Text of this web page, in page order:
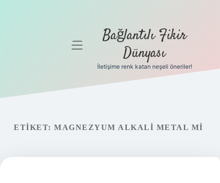
Gizlilik
Yasal Uyarı
Hakkımızda
menüyü
Bağlantılı Fikir
Dünyası
İletişime renk katan neşeli öneriler!
ETIKET: MAGNEZYUM ALKALI METAL MI